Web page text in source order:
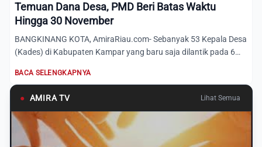
Temuan Dana Desa, PMD Beri Batas Waktu
Hingga 30 November
BANGKINANG KOTA, AmiraRiau.com- Sebanyak 53 Kepala Desa
(Kades) di Kabupaten Kampar yang baru saja dilantik pada 6
BACA SELENGKAPNYA
● AMIRA TV Lihat Semua